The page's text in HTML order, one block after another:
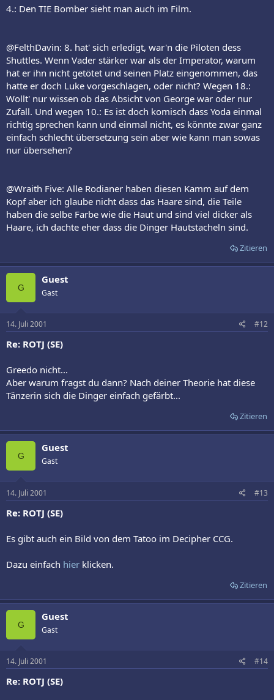
4.: Den TIE Bomber sieht man auch im Film.
@FelthDavin: 8. hat' sich erledigt, war'n die Piloten dess
Shuttles. Wenn Vader stärker war als der Imperator, warum
hat er ihn nicht getötet und seinen Platz eingenommen, das
hatte er doch Luke vorgeschlagen, oder nicht? Wegen 18.:
Wollt' nur wissen ob das Absicht von George war oder nur
Zufall. Und wegen 10.: Es ist doch komisch dass Yoda einmal
richtig sprechen kann und einmal nicht, es könnte zwar ganz
einfach schlecht übersetzung sein aber wie kann man sowas
nur übersehen?
@Wraith Five: Alle Rodianer haben diesen Kamm auf dem
Kopf aber ich glaube nicht dass das Haare sind, die Teile
haben die selbe Farbe wie die Haut und sind viel dicker als
Haare, ich dachte eher dass die Dinger Hautstacheln sind.
Zitieren
G
Guest
Gast
14. Juli 2001 #12
Re: ROTJ (SE)
Greedo nicht...
Aber warum fragst du dann? Nach deiner Theorie hat diese
Tänzerin sich die Dinger einfach gefärbt...
Zitieren
G
Guest
Gast
14. Juli 2001 #13
Re: ROTJ (SE)
Es gibt auch ein Bild von dem Tatoo im Decipher CCG.
Dazu einfach hier klicken.
Zitieren
G
Guest
Gast
14. Juli 2001 #14
Re: ROTJ (SE)